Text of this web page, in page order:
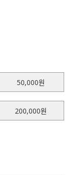
50,000원
200,000원